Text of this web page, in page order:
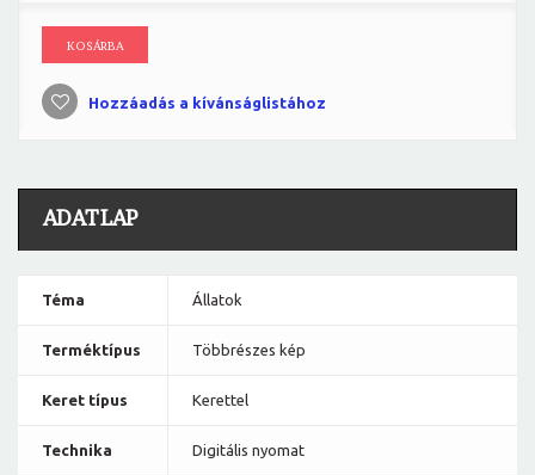
KOSÁRBA
Hozzáadás a kívánságlistához
ADATLAP
Téma Állatok
Terméktípus Többrészes kép
Keret típus Kerettel
Technika Digitális nyomat